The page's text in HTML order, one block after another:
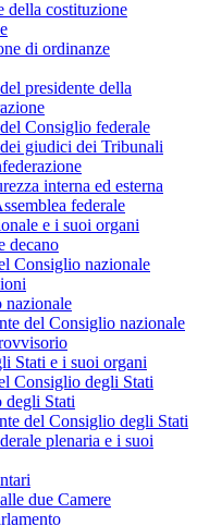
della costituzione
di ordinanze
presidente della
Consiglio federale
giudici dei Tribunali
interna ed esterna
federale
e i suoi organi
decano
Consiglio nazionale
nazionale
del Consiglio nazionale
Stati e i suoi organi
Consiglio degli Stati
degli Stati
del Consiglio degli Stati
plenaria e i suoi
due Camere